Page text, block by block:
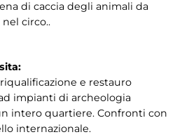
di caccia degli animali da
circo..
e restauro
impianti di archeologia
intero quartiere. Confronti con
internazionale.